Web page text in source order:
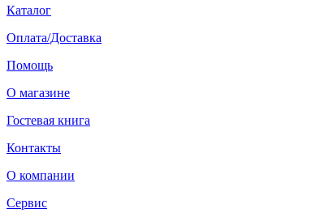
Каталог
Оплата/Доставка
Помощь
О магазине
Гостевая книга
Контакты
О компании
Сервис